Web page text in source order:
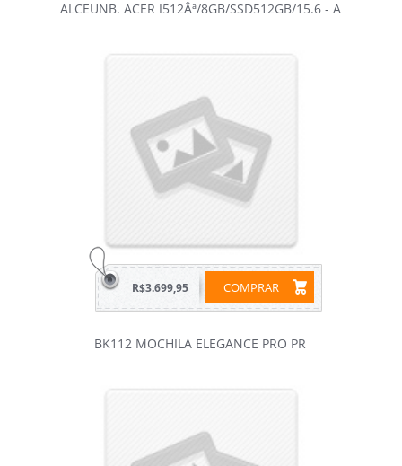
ALCEUNB. ACER I512Âª/8GB/SSD512GB/15.6 - A
COMPRAR
R$3.699,95
BK112 MOCHILA ELEGANCE PRO PR